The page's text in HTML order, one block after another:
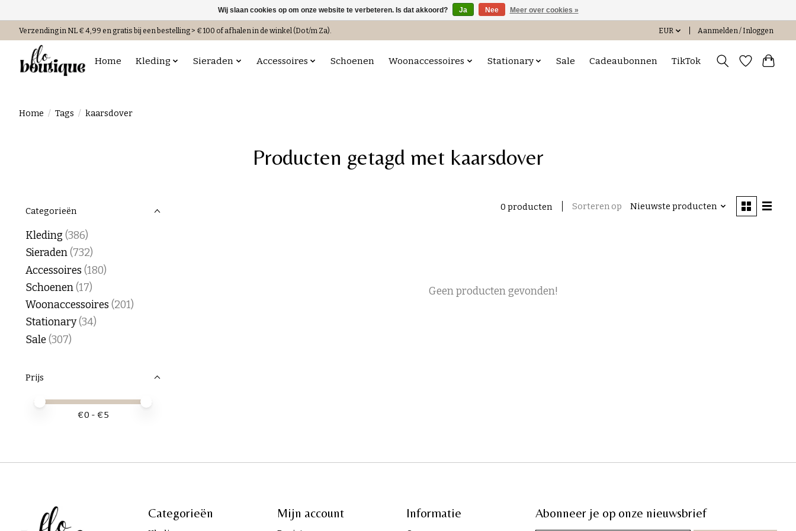
Verzending in NL € 4,99 en gratis bij een bestelling > € 100 of afhalen in de winkel (Do t/m Za). EUR Aanmelden / Inloggen
Home Kleding Sieraden Accessoires Schoenen Woonaccessoires Stationary Sale Cadeaubonnen TikTok
Home / Tags / kaarsdover
Producten getagd met kaarsdover
Categorieën
Kleding(386)
Sieraden(732)
Accessoires (180)
Schoenen(17)
Woonaccessoires (201)
Stationary(34)
Sale(307)
Prijs
Minimale prijswaarde
Price maximum value
€0 - €5
0 producten Sorteren op Nieuwste producten
Geen producten gevonden!
Categorieën Mijn account Informatie Abonneer je op onze nieuwsbrief
Wij slaan cookies op om onze website te verbeteren. Is dat akkoord? Ja Nee Meer over cookies »